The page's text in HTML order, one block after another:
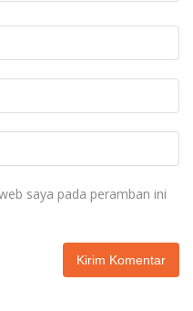
saya pada peramban ini